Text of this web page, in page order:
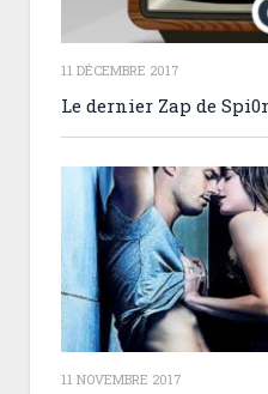
11 DÉCEMBRE 2017
Le dernier Zap de
11 NOVEMBRE 2017